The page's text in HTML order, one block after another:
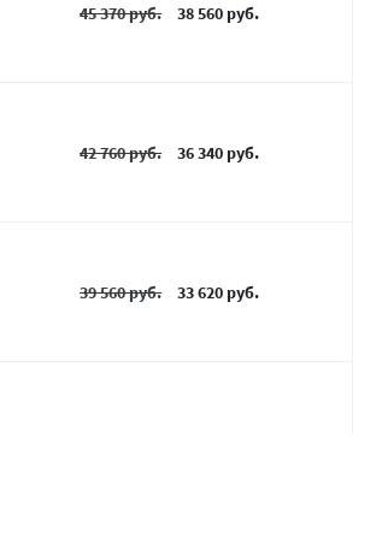
45 370 руб. 38 560 руб.
42 760 руб. 36 340 руб.
39 560 руб. 33 620 руб.